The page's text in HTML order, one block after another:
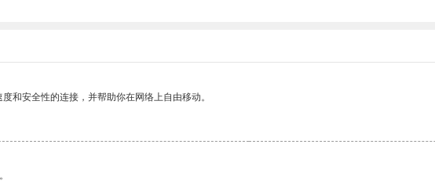
和安全性的连接，并帮助你在网络上自由移动。